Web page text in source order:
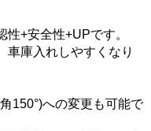
+安全性+UPです。
車庫入れしやすくなり
150°)への変更も可能で